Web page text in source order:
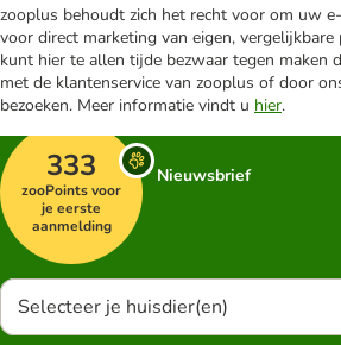
zooplus behoudt zich het recht voor om uw
voor direct marketing van eigen,
kunt hier te allen tijde bezwaar tegen maken
met de klantenservice van zooplus of door
bezoeken. Meer informatie vindt u hier.
333
zooPoints voor
je eerste
aanmelding
Nieuwsbrief
Selecteer je huisdier(en)